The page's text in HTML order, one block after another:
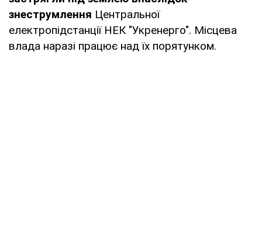
знеструмлення Центральної
електропідстанції НЕК "Укренерго". Місцева
влада наразі працює над їх порятунком.